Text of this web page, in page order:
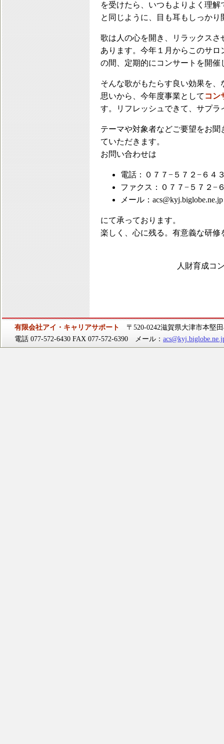
を受けたら、いつもよりよく理
と同じように、目も耳もしっか
歌は人の心を開き、リラックス
あります。今年１月からこのサ
の間、定期的にコンサートを開
そんな歌がもたらす良い効果を
思いから、今年度事業として コン
す。リフレッシュできて、サプ
テーマや対象者などご要望をお
ていただきます。
お問い合わせは
電話：０７７−５７２−６４
ファクス：０７７−５７２−
メール：acs@kyj.biglobe.ne.jp
にて承っております。
楽しく、心に残る。有意義な研
人財育成コ
有限会社アイ・キャリアサポート
〒520-0242滋賀県大津市本堅
電話 077-572-6430 FAX 077-572-6390 メール：